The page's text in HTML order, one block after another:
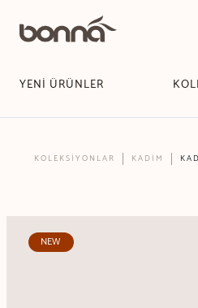
YENİ ÜRÜNLER
KOLEKSİYONLAR KADIM
NEW